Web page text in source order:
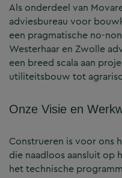
Als onderdeel van
adviesbureau voor
een pragmatische no-
Westerhaar en Zwolle
een breed scala aan
utiliteitsbouw tot
Onze Visie en
Construeren is voor ons
die naadloos aansluit
het technische